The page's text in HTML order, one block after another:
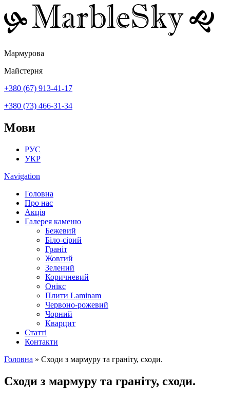
Перейти до основного вмісту
Мармурова
Майстерня
+380 (67) 913-41-17
+380 (73) 466-31-34
Мови
РУС
УКР
Navigation
Головна
Про нас
Акція
Галерея каменю
Бежевий
Біло-сірий
Граніт
Жовтий
Зелений
Коричневий
Онікс
Плити Laminam
Червоно-рожевий
Чорний
Кварцит
Статті
Контакти
Головна » Сходи з мармуру та граніту, сходи.
Сходи з мармуру та граніту, сходи.